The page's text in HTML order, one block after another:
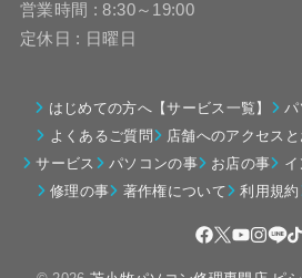
営業時間 : 8:30～19:00
定休日 : 日曜日
はじめての方へ【サービス一覧】
よくあるご質問
店舗へのアクセス
サービス
パソコンの事 お店の事
修理の事
著作権について 利用規約